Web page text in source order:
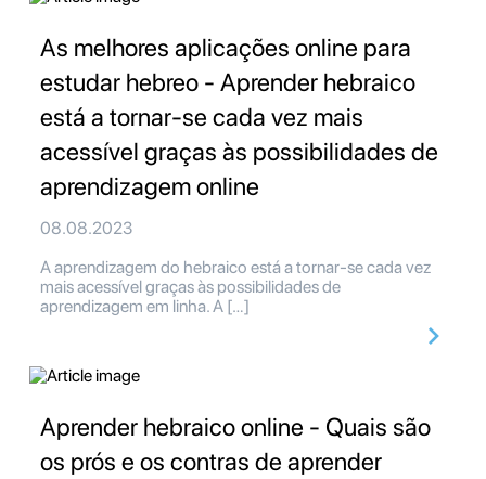
As melhores aplicações online para
estudar hebreo - Aprender hebraico
está a tornar-se cada vez mais
acessível graças às possibilidades de
aprendizagem online
08.08.2023
A aprendizagem do hebraico está a tornar-se cada vez
mais acessível graças às possibilidades de
aprendizagem em linha. A […]
Aprender hebraico online - Quais são
os prós e os contras de aprender